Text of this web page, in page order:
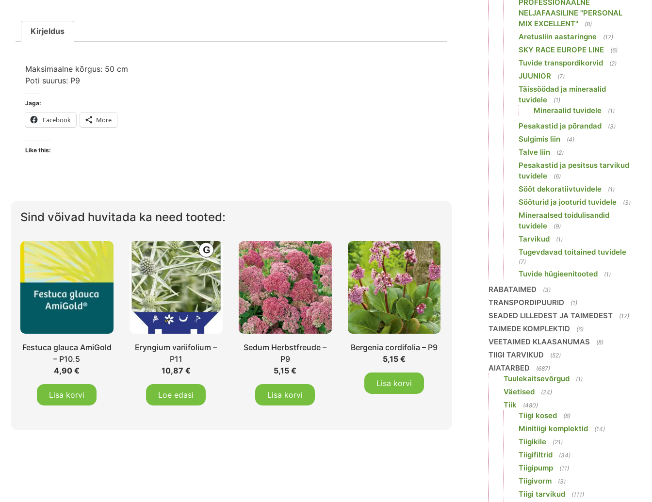
Kirjeldus
Maksimaalne kõrgus: 50 cm
Poti suurus: P9
Jaga:
Facebook More
Like this:
Sind võivad huvitada ka need tooted:
Festuca glauca AmiGold
– P10.5
4,90€
Lisa korvi
Eryngium variifolium –
P11
10,87 €
Loe edasi
Sedum Herbstfreude –
P9
5,15€
Lisa korvi
Bergenia cordifolia – P9
5,15€
Lisa korvi
PROFESSIONAALNE
NELJAFAASILINE "PERSONAL
MIX EXCELLENT"
(8)
Aretusliin aastaringne (17)
SKY RACE EUROPE LINE (6)
Tuvide transpordikorvid (2)
JUUNIOR (7)
Täissöödad ja mineraalid
tuvidele
(1)
Mineraalid tuvidele (1)
Pesakastid ja põrandad (3)
Sulgimis liin (4)
Talve liin (2)
Pesakastid ja pesitsus tarvikud
tuvidele
(6)
Sööt dekoratiivtuvidele (1)
Sööturid ja jooturid tuvidele (3)
Mineraalsed toidulisandid
tuvidele
(9)
Tarvikud (1)
Tugevdavad toitained tuvidele
(7)
Tuvide hügieenitooted (1)
RABATAIMED (3)
TRANSPORDIPUURID (1)
SEADED LILLEDEST JA TAIMEDEST (17)
TAIMEDE KOMPLEKTID (6)
VEETAIMED KLAASANUMAS (8)
TIIGI TARVIKUD (52)
AIATARBED (687)
Tuulekaitsevõrgud (1)
Väetised (24)
Tiik (480)
Tiigi kosed (8)
Minitiigi komplektid (14)
Tiigikile (21)
Tiigifiltrid (34)
Tiigipump (11)
Tiigivorm (3)
Tiigi tarvikud (111)